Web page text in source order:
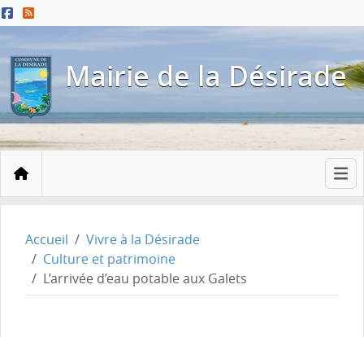
Menu principal
Contenu principal
Pied de page
Mairie de la Désirade
Accueil
Accueil
Vivre à la Désirade
Culture et patrimoine
L’arrivée d’eau potable aux Galets